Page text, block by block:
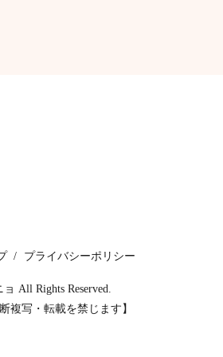
プライバシーポリシー
All Rights Reserved.
複写・転載を禁じます】